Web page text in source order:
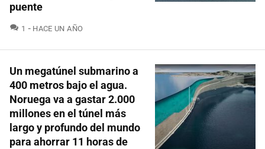
puente
1 COMENTARIOS
HACE UN AÑO
Un megatúnel submarino a
400 metros bajo el agua.
Noruega va a gastar 2.000
millones en el túnel más
largo y profundo del mundo
para ahorrar 11 horas de